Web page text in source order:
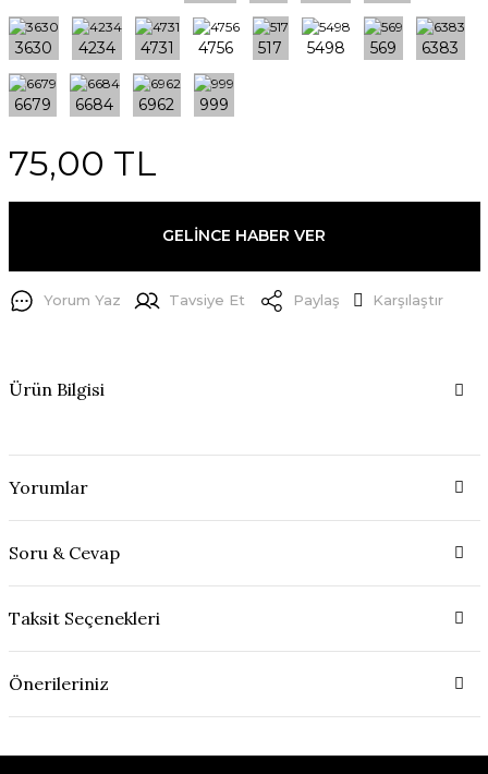
75,00 TL
GELİNCE HABER VER
Yorum Yaz Tavsiye Et Paylaş Karşılaştır
Ürün Bilgisi
Yorumlar
Soru & Cevap
Taksit Seçenekleri
Önerileriniz